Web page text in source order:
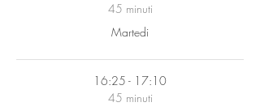
45 minuti
Martedi
16:25 - 17:10
45 minuti